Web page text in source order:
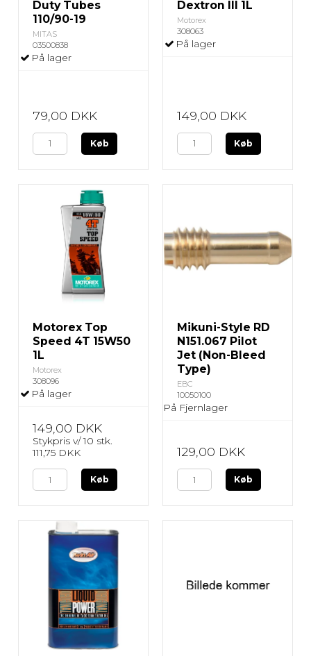
Duty Tubes
110/90-19
MITAS
03500838
På lager
79,00 DKK
Køb
Dextron III 1L
Motorex
308063
På lager
149,00 DKK
Køb
Motorex Top
Speed 4T 15W50
1L
Motorex
308096
På lager
149,00 DKK
Stykpris v/ 10 stk.
111,75 DKK
Køb
Mikuni-Style RD
N151.067 Pilot
Jet (Non-Bleed
Type)
EBC
10050100
På Fjernlager
129,00 DKK
Køb